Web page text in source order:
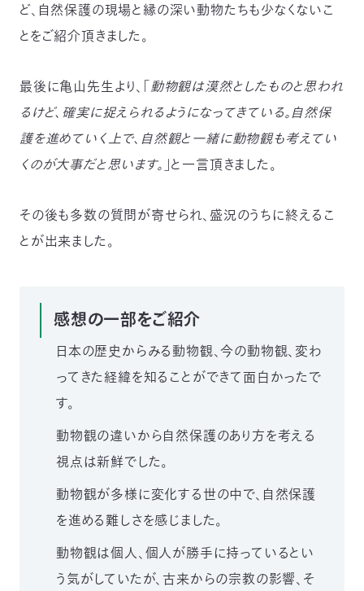
ど、自然保護の現場と縁の深い動物たちも少なくないこ
とをご紹介頂きました。
最後に亀山先生より、「動物観は漠然としたものと思われ
るけど、確実に捉えられるようになってきている。自然保
護を進めていく上で、自然観と一緒に動物観も考えてい
くのが大事だと思います。 」と一言頂きました。
その後も多数の質問が寄せられ、盛況のうちに終えるこ
とが出来ました。
感想の一部をご紹介
日本の歴史からみる動物観、今の動物観、変わ
ってきた経緯を知ることができて面白かったで
す。
動物観の違いから自然保護のあり方を考える
視点は新鮮でした。
動物観が多様に変化する世の中で、自然保護
を進める難しさを感じました。
動物観は個人、個人が勝手に持っているとい
う気がしていたが、古来からの宗教の影響、そ